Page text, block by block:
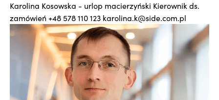
Karolina Kosowska - urlop macierzyński Kierownik ds.
zamówień +48 578 110 123 karolina.k@side.com.pl